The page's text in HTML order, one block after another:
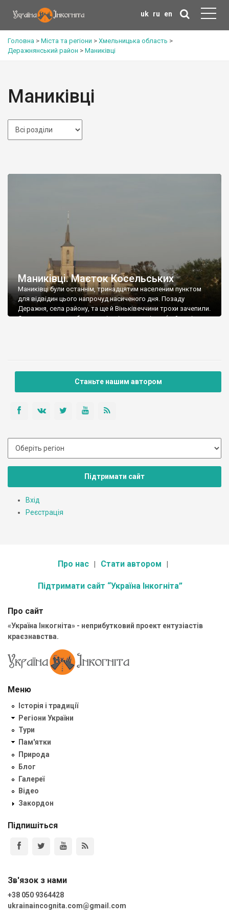
uk ru en
Головна > Міста та регіони > Хмельницька область >
Деражнянський район > Маниківці
Маниківці
Маниківці. Маєток Косельських
Маниківці були останнім, тринадцятим населеним пунктом
для відвідин цього напрочуд насиченого дня. Позаду
Деражня, села району, та ще й Віньківеччини трохи зачепили.
Сил залишалось обмаль, всі мріяли про ліжко (най навіть не
Станьте нашим автором
Підтримати сайт
Вхід
Реєстрація
Про нас Стати автором
Підтримати сайт “Україна Інкогніта”
Про сайт
«Україна Інкогніта» - неприбутковий проект ентузіастів
краєзнавства.
Меню
Історія і традиції
Регіони України
Тури
Пам'ятки
Природа
Блог
Галереї
Відео
Закордон
Підпишіться
Зв'язок з нами
+38 050 9364428
ukrainaincognita.com@gmail.com